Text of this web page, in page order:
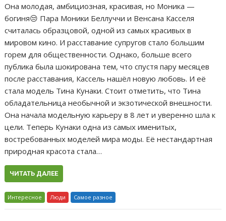
Она молодая, амбициозная, красивая, но Моника —
богиня😒 Пара Моники Беллуччи и Венсана Касселя
считалась образцовой, одной из самых красивых в
мировом кино. И расставание супругов стало большим
горем для общественности. Однако, больше всего
публика была шокирована тем, что спустя пару месяцев
после расставания, Кассель нашёл новую любовь. И её
стала модель Тина Кунаки. Стоит отметить, что Тина
обладательница необычной и экзотической внешности.
Она начала модельную карьеру в 8 лет и уверенно шла к
цели. Теперь Кунаки одна из самых именитых,
востребованных моделей мира моды. Её нестандартная
природная красота стала…
ЧИТАТЬ ДАЛЕЕ
Интересное Люди Самое разное